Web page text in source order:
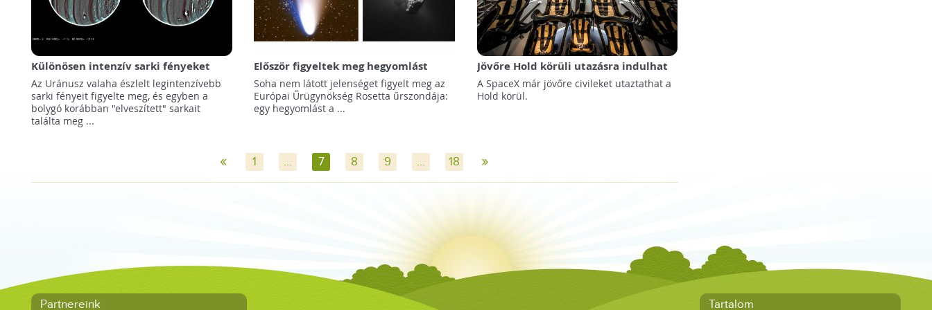
Különösen intenzív sarki fényeket
figyeltek meg az Uránuszon
Az Uránusz valaha észlelt legintenzívebb
sarki fényeit figyelte meg, és egyben a
bolygó korábban "elveszített" sarkait
találta meg ...
Először figyeltek meg hegyomlást
üstökösön
Soha nem látott jelenséget figyelt meg az
Európai Űrügynökség Rosetta űrszondája:
egy hegyomlást a ...
Jövőre Hold körüli utazásra indulhat
két űrturista
A SpaceX már jövőre civileket utaztathat a
Hold körül.
« 1 ... 7 8 9 ... 18 »
Partnereink Tartalom